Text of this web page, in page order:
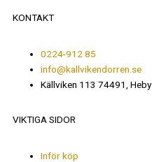
KONTAKT
0224-912 85
info@kallvikendorren.se
Källviken 113 74491, Heby
VIKTIGA SIDOR
Inför köp